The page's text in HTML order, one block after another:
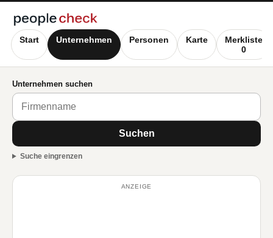
Start Unternehmen Personen Karte
Merkliste
0
Unternehmen suchen
Suchen
Suche eingrenzen
ANZEIGE